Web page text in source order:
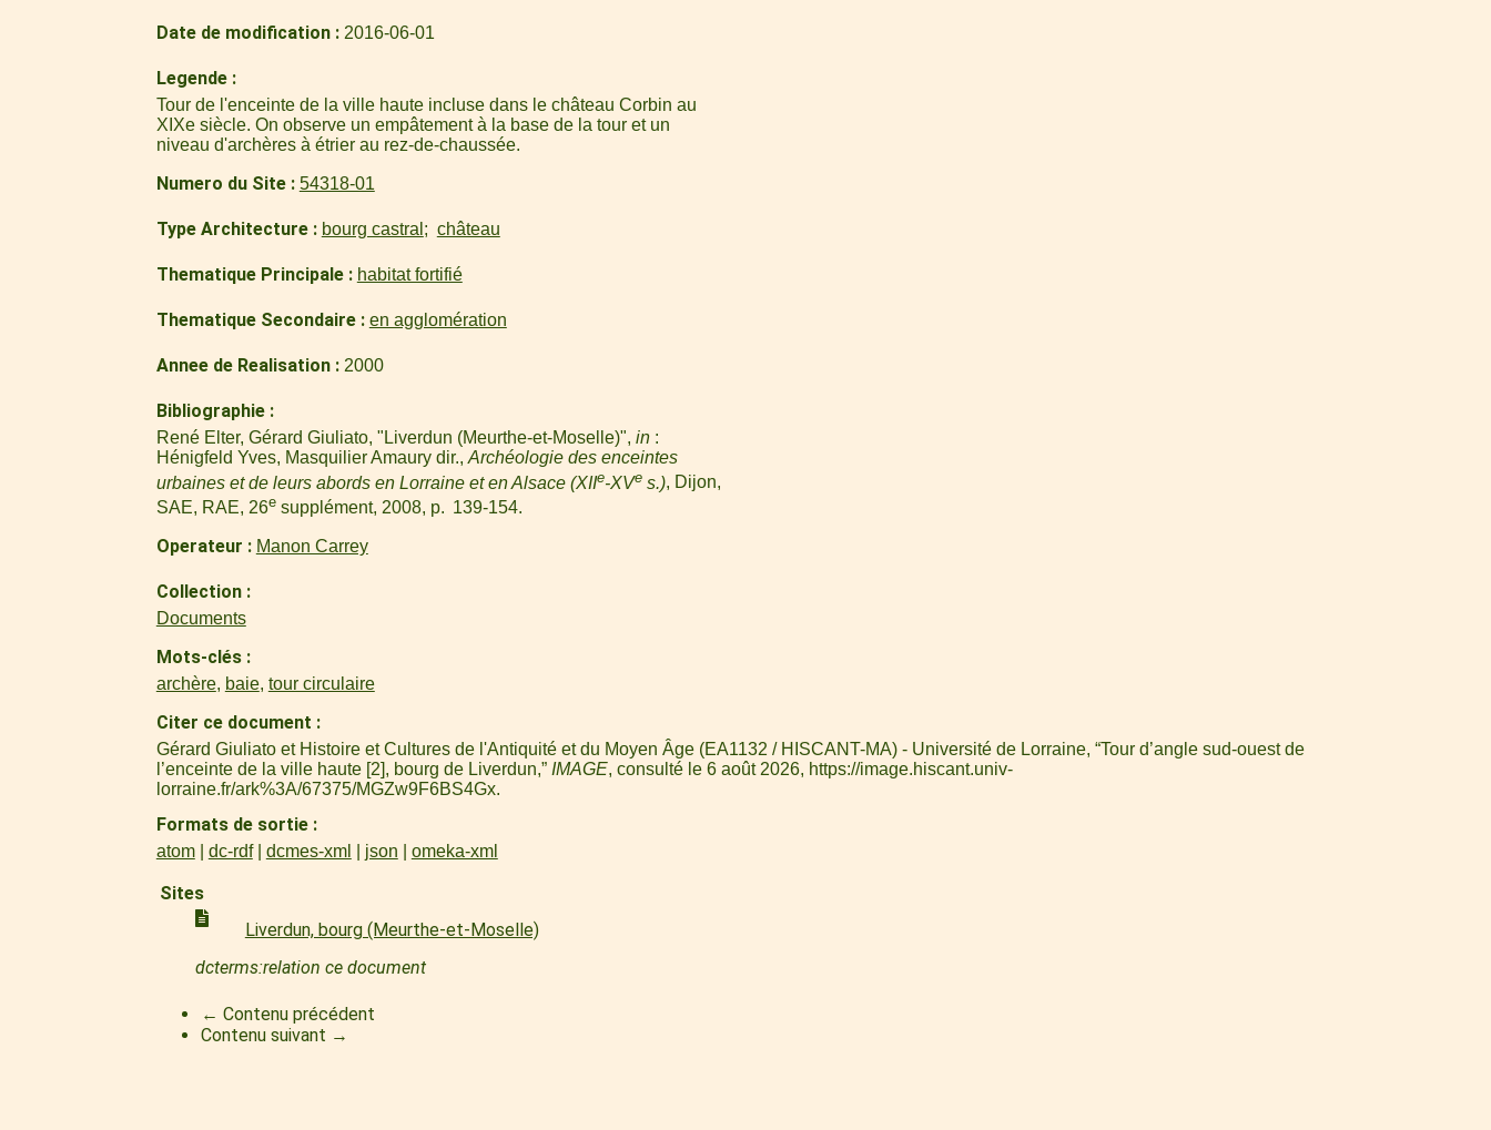
Date de modification 2016-06-01
Legende
Tour de l'enceinte de la ville haute incluse dans le château Corbin au
XIXe siècle. On observe un empâtement à la base de la tour et un
niveau d'archères à étrier au rez-de-chaussée.
Numero du Site 54318-01
Type Architecture bourg castral château
Thematique Principale habitat fortifié
Thematique Secondaire en agglomération
Annee de Realisation 2000
Bibliographie
René Elter, Gérard Giuliato, "Liverdun (Meurthe-et-Moselle)", in:
Hénigfeld Yves, Masquilier Amaury dir.,Archéologie des enceintes
urbaines et de leurs abords en Lorraine et en Alsace (XIIe-XVes.), Dijon,
SAE, RAE, 26esupplément, 2008, p. 139-154.
Operateur Manon Carrey
Collection
Documents
Mots-clés
archère, baie, tour circulaire
Citer ce document
Gérard Giuliato et Histoire et Cultures de l'Antiquité et du Moyen Âge (EA1132 / HISCANT-MA) - Université de Lorraine, “Tour d’angle sud-ouest de
l’enceinte de la ville haute [2], bourg de Liverdun,” IMAGE, consulté le 6 août 2026, https://image.hiscant.univ-
lorraine.fr/ark%3A/67375/MGZw9F6BS4Gx.
Formats de sortie
atom dc-rdf dcmes-xml json omeka-xml
Sites
Liverdun, bourg (Meurthe-et-Moselle)
dcterms:relation ce document
← Contenu précédent
Contenu suivant →